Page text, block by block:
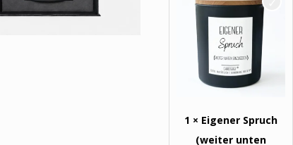
1 × Eigener Spruch
(weiter unten